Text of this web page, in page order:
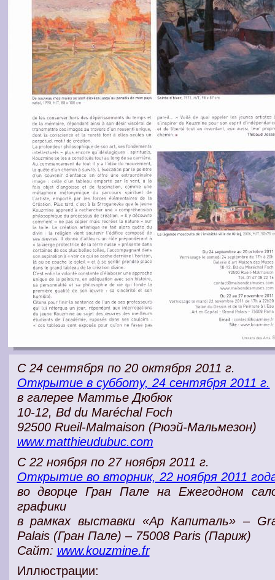
С 24 сентября по 20 октября 2011 г.
Открытие в субботу, 24 сентября 2011 г.
в галерее Маттье Дюбюк
10-12, Bd du Maréchal Foch
92500 Rueil-Malmaison (Рюэй-Мальмезон)
www.matthieudubuc.com
С 22 ноября по 27 ноября 2011 г.
Открытие во вторник, 22 ноября 2011
во дворце Гран Пале на Ежегодном
графики
в рамках выставки «Ар Капиталь» –
Palais (Гран Пале) – 75008 Paris (Париж)
Сайт: www.kouzmine.fr
Иллюстрации: